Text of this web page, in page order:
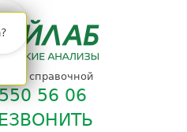
?
справочной
56 06